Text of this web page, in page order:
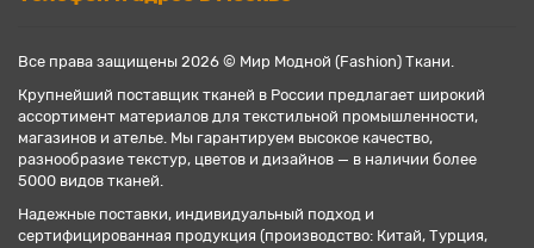
Все права защищены 2026 © Мир Модной (Fashion) Ткани.
Крупнейший поставщик тканей в России предлагает широкий
ассортимент материалов для текстильной промышленности,
магазинов и ателье. Мы гарантируем высокое качество,
разнообразие текстур, цветов и дизайнов — в наличии более
5000 видов тканей.
Надежные поставки, индивидуальный подход и
сертифицированная продукция (производство: Китай, Турция,